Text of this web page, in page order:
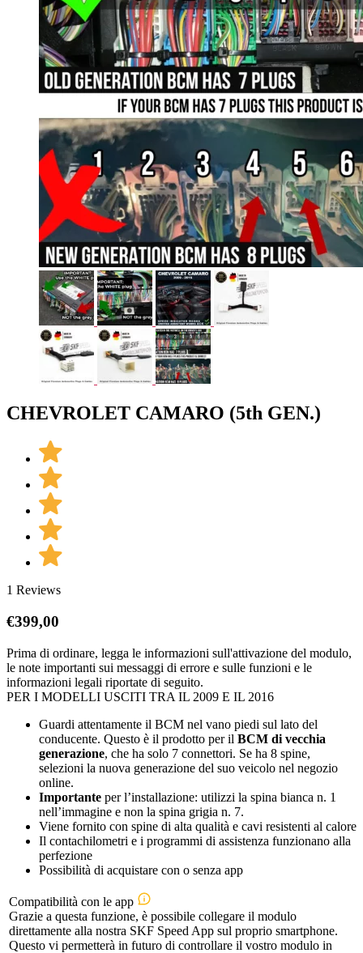
CHEVROLET CAMARO (5th GEN.)
1 Reviews
€399,00
Prima di ordinare, legga le informazioni sull'attivazione del modulo,
le note importanti sui messaggi di errore e sulle funzioni e le
informazioni legali riportate di seguito.
PER I MODELLI USCITI TRA IL 2009 E IL 2016
Guardi attentamente il BCM nel vano piedi sul lato del
conducente. Questo è il prodotto per il BCM di vecchia
generazione, che ha solo 7 connettori. Se ha 8 spine,
selezioni la nuova generazione del suo veicolo nel negozio
online.
Importante per l’installazione: utilizzi la spina bianca n. 1
nell’immagine e non la spina grigia n. 7.
Viene fornito con spine di alta qualità e cavi resistenti al calore
Il contachilometri e i programmi di assistenza funzionano alla
perfezione
Possibilità di acquistare con o senza app
Compatibilità con le app
Grazie a questa funzione, è possibile collegare il modulo
direttamente alla nostra SKF Speed App sul proprio smartphone.
Questo vi permetterà in futuro di controllare il vostro modulo in